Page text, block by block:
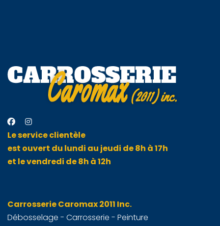
Le service clientèle
est ouvert du lundi au jeudi de 8h à 17h
et le vendredi de 8h à 12h
Carrosserie Caromax 2011 Inc.
Débosselage - Carrosserie - Peinture